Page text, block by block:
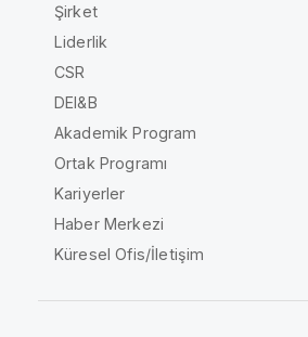
Şirket
Liderlik
CSR
DEI&B
Akademik Program
Ortak Programı
Kariyerler
Haber Merkezi
Küresel Ofis/İletişim